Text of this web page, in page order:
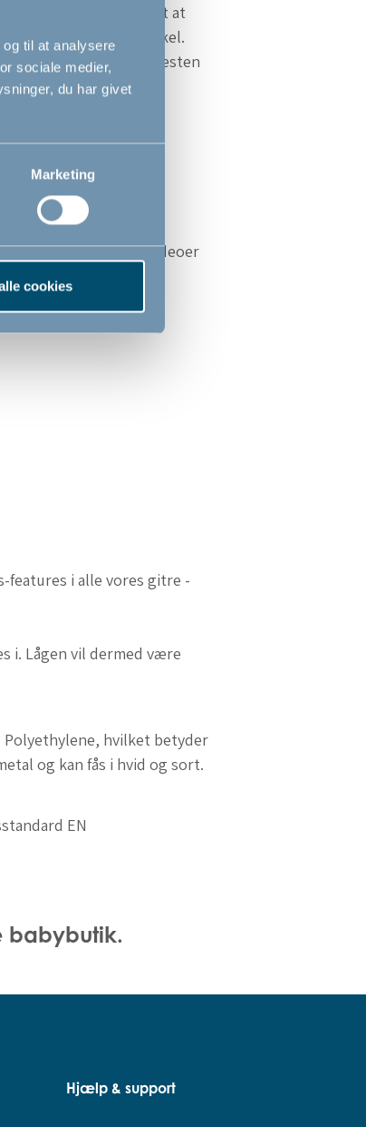
til at analysere
sociale medier,
du har givet
Marketing
cookies
gør det muligt at
gitteret i en skrå vinkel.
gitteret bruges til næsten
alle typer åbninger.
vejledningsvideoer
trin, i dit helt eget
features i alle vores gitre -
i. Lågen vil dermed være
Polyethylene, hvilket betyder
og kan fås i hvid og sort.
EN
babybutik.
Hjælp & support